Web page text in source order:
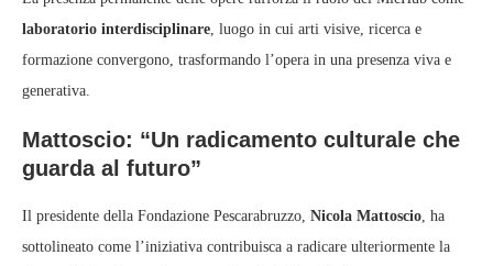
laboratorio interdisciplinare, luogo in cui arti visive, ricerca e
formazione convergono, trasformando l’opera in una presenza viva e
generativa.
Mattoscio: “Un radicamento culturale che
guarda al futuro”
Il presidente della Fondazione Pescarabruzzo, Nicola Mattoscio, ha
sottolineato come l’iniziativa contribuisca a radicare ulteriormente la